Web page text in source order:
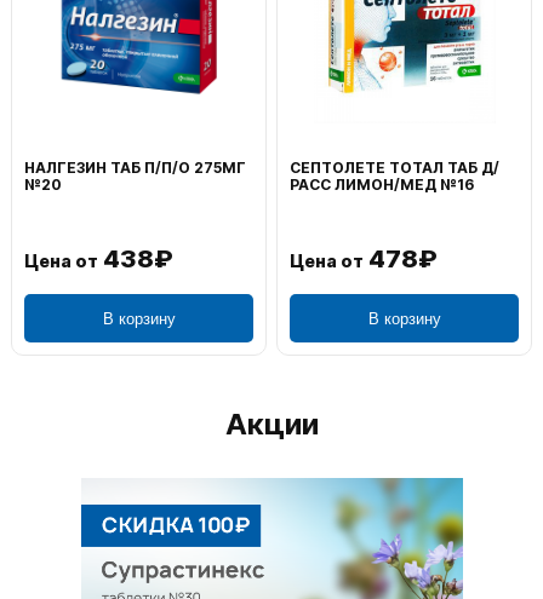
НАЛГЕЗИН ТАБ П/П/О 275МГ
№20
Цена от 438₽
В корзину
СЕПТОЛЕТЕ ТОТАЛ ТАБ Д/
РАСС ЛИМОН/МЕД №16
Цена от 478₽
В корзину
Акции